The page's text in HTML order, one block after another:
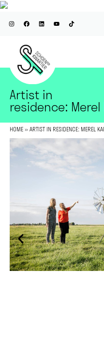
Artist in
residence:
HOME » ARTIST IN RESIDENCE: MEREL